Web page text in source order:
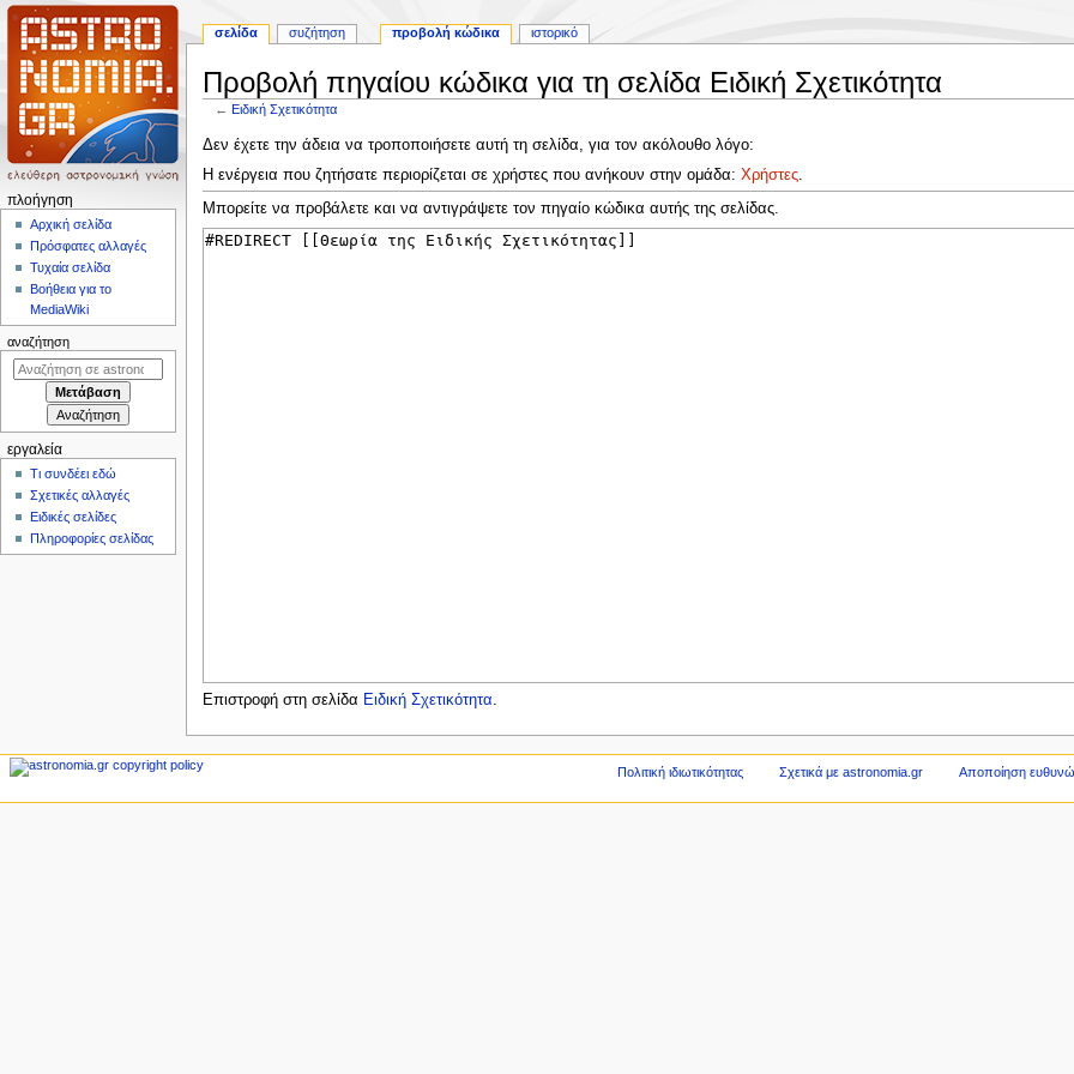
Προβολή πηγαίου κώδικα για τη σελίδα Ειδική Σχετικότητα
← Ειδική Σχετικότητα
Πήδηση
στην
πλοήγηση
Πήδηση
στην
αναζήτηση
Δεν έχετε την άδεια να τροποποιήσετε αυτή τη σελίδα, για τον ακόλουθο λόγο:
Η ενέργεια που ζητήσατε περιορίζεται σε χρήστες που ανήκουν στην ομάδα: Χρήστες.
Μπορείτε να προβάλετε και να αντιγράψετε τον πηγαίο κώδικα αυτής της σελίδας.
Επιστροφή στη σελίδα Ειδική Σχετικότητα.
Μ
π
γ
η
σελίδα συζήτηση προβολή κώδικα ιστορικό
πλοήγηση
Αρχική σελίδα
Πρόσφατες αλλαγές
Τυχαία σελίδα
Βοήθεια για το
MediaWiki
αναζήτηση
εργαλεία
Τι συνδέει εδώ
Σχετικές αλλαγές
Ειδικές σελίδες
Πληροφορίες σελίδας
Πολιτική ιδιωτικότητας Σχετικά με astronomia.gr Αποποίηση